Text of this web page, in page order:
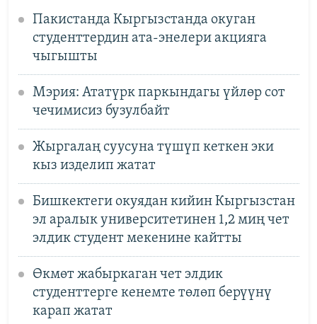
Пакистанда Кыргызстанда окуган
студенттердин ата-энелери акцияга
чыгышты
Мэрия: Ататүрк паркындагы үйлөр сот
чечимисиз бузулбайт
Жыргалаң суусуна түшүп кеткен эки
кыз изделип жатат
Бишкектеги окуядан кийин Кыргызстан
эл аралык университетинен 1,2 миң чет
элдик студент мекенине кайтты
Өкмөт жабыркаган чет элдик
студенттерге кенемте төлөп берүүнү
карап жатат